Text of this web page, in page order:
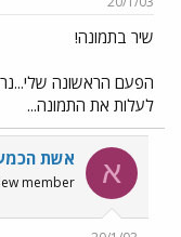
ש
א
שיר בתמונה!
הפעם הראשונה
לעלות את התמונה...
א אשת
member